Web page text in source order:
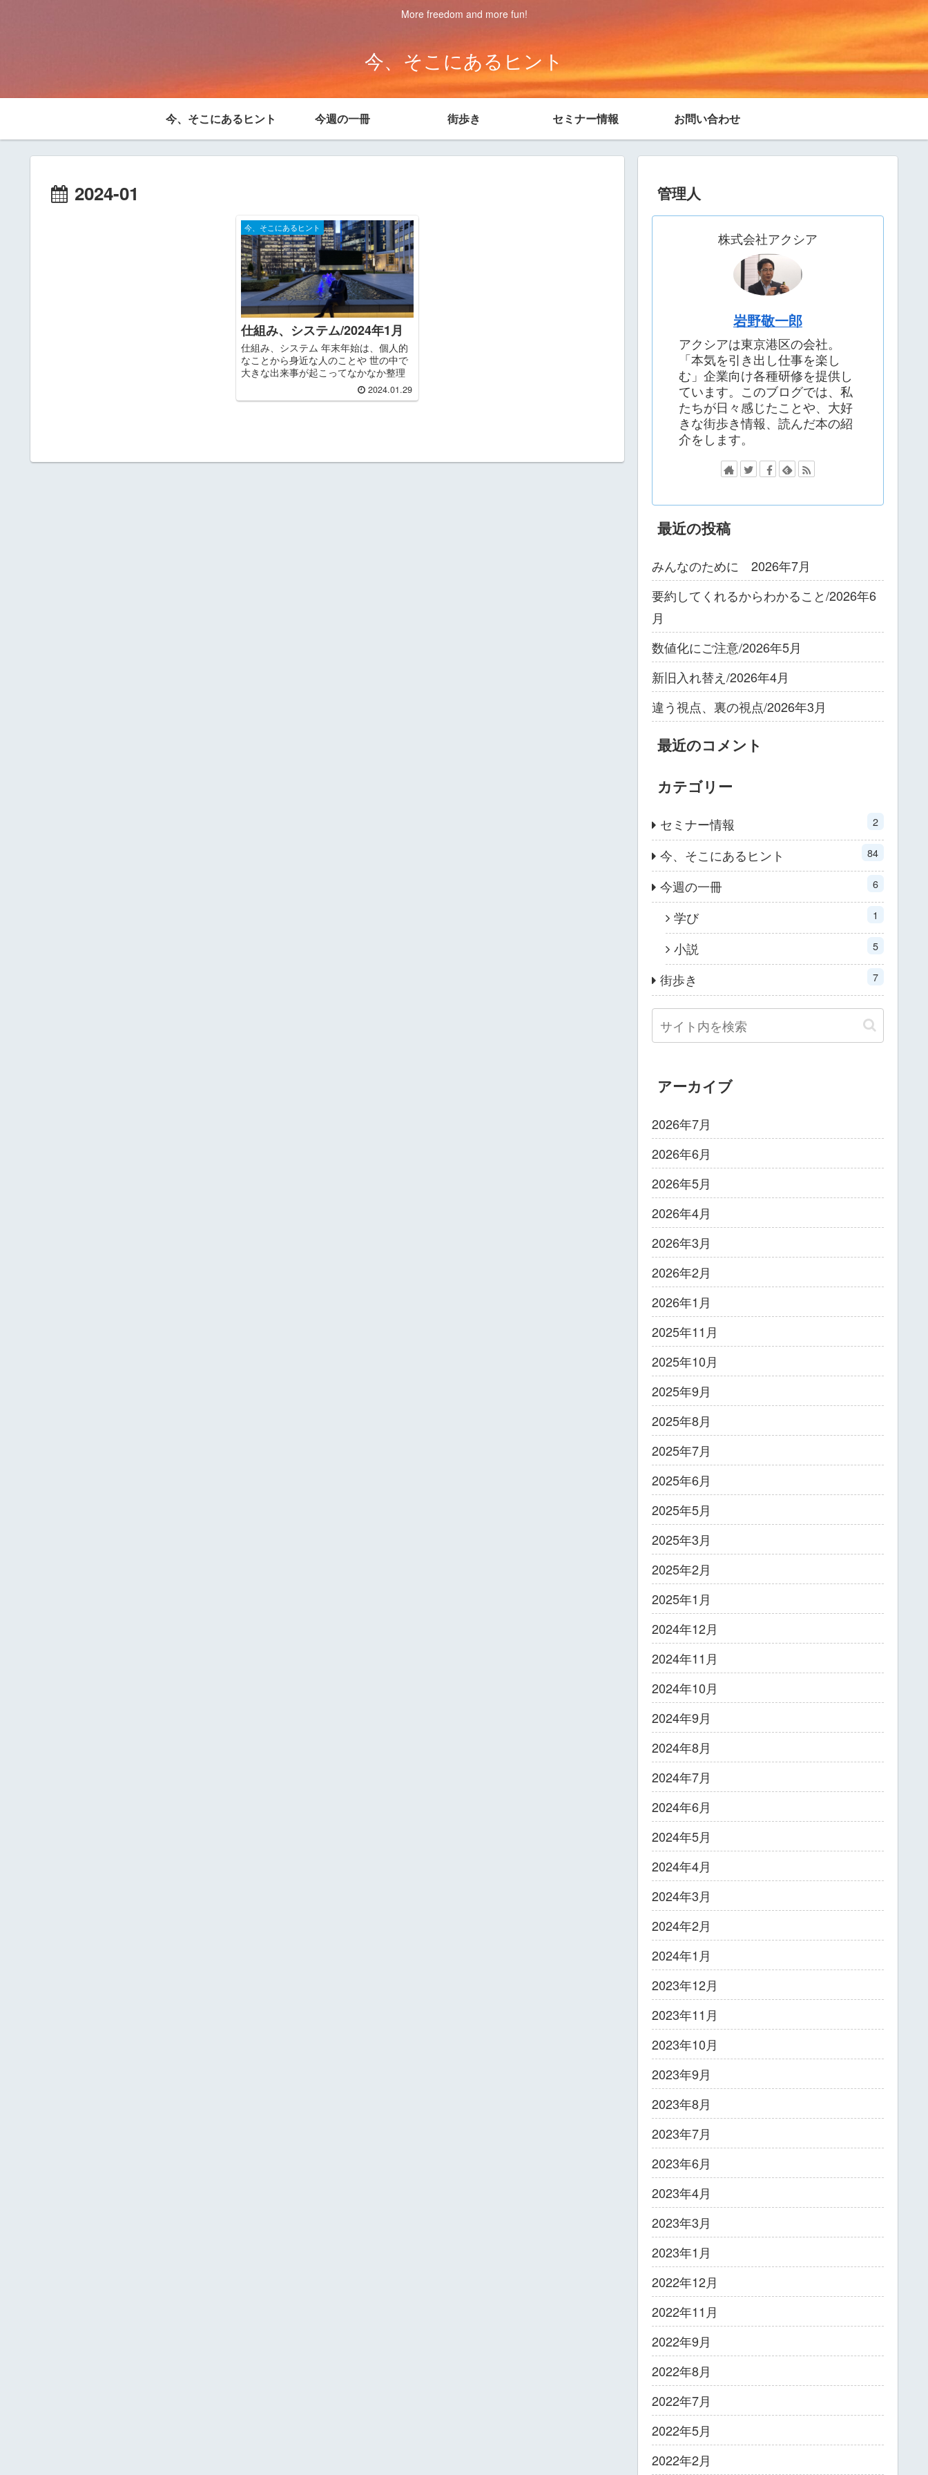
More freedom and more fun!
今、そこにあるヒント
今、そこにあるヒント 今週の一冊 街歩き セミナー情報 お問い合わせ
2024-01
今、そこにあるヒント
仕組み、システム/2024年1月
仕組み、システム 年末年始は、個人的
なことから身近な人のことや 世の中で
大きな出来事が起こってなかなか整理
がつきません。 こんなにも年明けらし
いことをしなかった年は初めてだった
2024.01.29
管理人
株式会社アクシア
岩野敬一郎
アクシアは東京港区の会社。
「本気を引き出し仕事を楽し
む」企業向け各種研修を提供し
ています。このブログでは、私
たちが日々感じたことや、大好
きな街歩き情報、読んだ本の紹
介をします。
最近の投稿
みんなのために 2026年7月
要約してくれるからわかること/2026年6
月
数値化にご注意/2026年5月
新旧入れ替え/2026年4月
違う視点、裏の視点/2026年3月
最近のコメント
カテゴリー
セミナー情報 2
今、そこにあるヒント 84
今週の一冊 6
学び 1
小説 5
街歩き 7
アーカイブ
2026年7月
2026年6月
2026年5月
2026年4月
2026年3月
2026年2月
2026年1月
2025年11月
2025年10月
2025年9月
2025年8月
2025年7月
2025年6月
2025年5月
2025年3月
2025年2月
2025年1月
2024年12月
2024年11月
2024年10月
2024年9月
2024年8月
2024年7月
2024年6月
2024年5月
2024年4月
2024年3月
2024年2月
2024年1月
2023年12月
2023年11月
2023年10月
2023年9月
2023年8月
2023年7月
2023年6月
2023年4月
2023年3月
2023年1月
2022年12月
2022年11月
2022年9月
2022年8月
2022年7月
2022年5月
2022年2月